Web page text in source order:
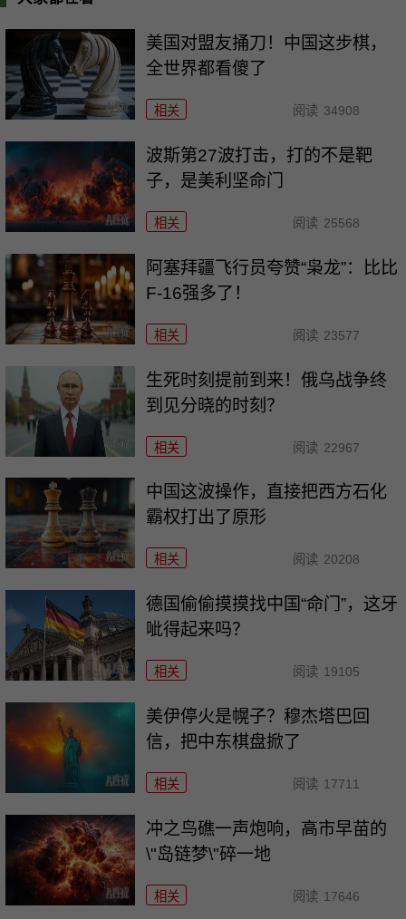
美国对盟友捅刀！中国这步棋，
全世界都看傻了
相关 阅读 34908
波斯第27波打击，打的不是靶
子，是美利坚命门
相关 阅读 25568
阿塞拜疆飞行员夸赞“枭龙”：比比
F-16强多了！
相关 阅读 23577
生死时刻提前到来！俄乌战争终
到见分晓的时刻？
相关 阅读 22967
中国这波操作，直接把西方石化
霸权打出了原形
相关 阅读 20208
德国偷偷摸摸找中国“命门”，这牙
呲得起来吗？
相关 阅读 19105
美伊停火是幌子？穆杰塔巴回
信，把中东棋盘掀了
相关 阅读 17711
冲之鸟礁一声炮响，高市早苗的
\"岛链梦\"碎一地
相关 阅读 17646